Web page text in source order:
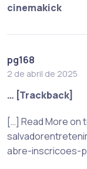
cinemakick
pg168
2 de abril de 2025
… [Trackback]
[…] Read More on
abre-inscricoes-